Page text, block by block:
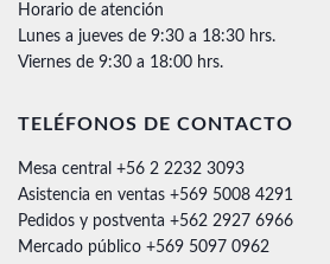
Horario de atención
Lunes a jueves de 9:30 a 18:30 hrs.
Viernes de 9:30 a 18:00 hrs.
TELÉFONOS DE CONTACTO
Mesa central +56 2 2232 3093
Asistencia en ventas +569 5008 4291
Pedidos y postventa +562 2927 6966
Mercado público +569 5097 0962